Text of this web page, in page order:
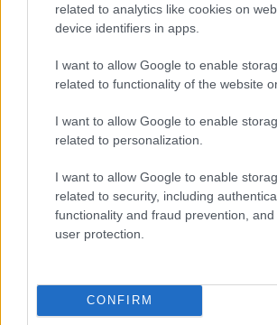
related to analytics like cookies on
device identifiers in apps.
I want to allow Google to enable
related to functionality of the website
I want to allow Google to enable
related to personalization.
I want to allow Google to enable
related to security, including
functionality and fraud prevention,
user protection.
CONFIRM
269.000 Ft (új)
Apple Watch Ultra 3
Euro Gsm
272.000 Ft (új)